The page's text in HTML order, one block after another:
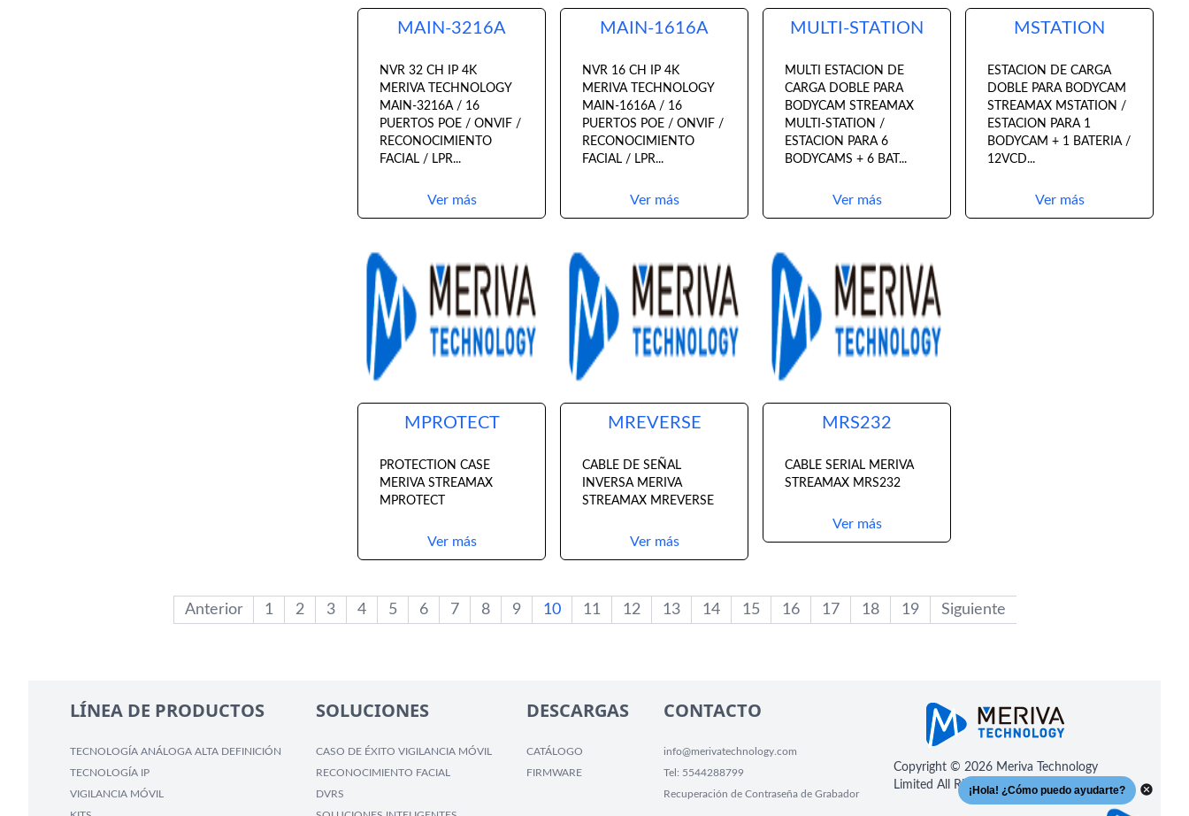
MAIN-3216A
NVR 32 CH IP 4K
MERIVA TECHNOLOGY
MAIN-3216A / 16
PUERTOS POE / ONVIF /
RECONOCIMIENTO
FACIAL / LPR...
Ver más
MAIN-1616A
NVR 16 CH IP 4K
MERIVA TECHNOLOGY
MAIN-1616A / 16
PUERTOS POE / ONVIF /
RECONOCIMIENTO
FACIAL / LPR...
Ver más
MULTI-STATION
MULTI ESTACION DE
CARGA DOBLE PARA
BODYCAM STREAMAX
MULTI-STATION /
ESTACION PARA 6
BODYCAMS + 6 BAT...
Ver más
MSTATION
ESTACION DE CARGA
DOBLE PARA BODYCAM
STREAMAX MSTATION /
ESTACION PARA 1
BODYCAM + 1 BATERIA /
12VCD...
Ver más
MPROTECT
PROTECTION CASE
MERIVA STREAMAX
MPROTECT
Ver más
MREVERSE
CABLE DE SEÑAL
INVERSA MERIVA
STREAMAX MREVERSE
Ver más
MRS232
CABLE SERIAL MERIVA
STREAMAX MRS232
Ver más
Anterior 1 2 3 4 5 6 7 8 9 10 11 12 13 14 15 16 17 18 19 Siguiente
LÍNEA DE PRODUCTOS
TECNOLOGÍA ANÁLOGA ALTA DEFINICIÓN
TECNOLOGÍA IP
VIGILANCIA MÓVIL
SOLUCIONES
CASO DE ÉXITO VIGILANCIA MÓVIL
RECONOCIMIENTO FACIAL
DVRS
DESCARGAS
CATÁLOGO
FIRMWARE
CONTACTO
info@merivatechnology.com
Tel: 5544288799
Recuperación de Contraseña de Grabador
Copyright © 2026 Meriva Technology
Limited All Rights Reserved